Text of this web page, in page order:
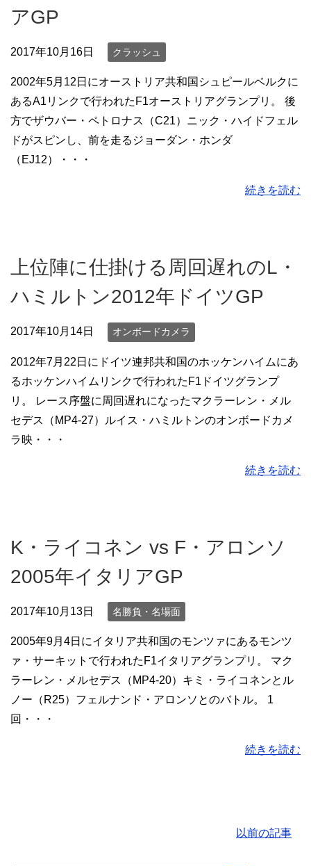
アGP
2017年10月16日 クラッシュ
2002年5月12日にオーストリア共和国シュピールベルクに
あるA1リンクで行われたF1オーストリアグランプリ。 後
方でザウバー・ペトロナス（C21）ニック・ハイドフェル
ドがスピンし、前を走るジョーダン・ホンダ
（EJ12）・・・
続きを読む
上位陣に仕掛ける周回遅れのL・
ハミルトン2012年ドイツGP
2017年10月14日 オンボードカメラ
2012年7月22日にドイツ連邦共和国のホッケンハイムにあ
るホッケンハイムリンクで行われたF1ドイツグランプ
リ。 レース序盤に周回遅れになったマクラーレン・メル
セデス（MP4-27）ルイス・ハミルトンのオンボードカメ
ラ映・・・
続きを読む
K・ライコネン vs F・アロンソ
2005年イタリアGP
2017年10月13日 名勝負・名場面
2005年9月4日にイタリア共和国のモンツァにあるモンツ
ァ・サーキットで行われたF1イタリアグランプリ。 マク
ラーレン・メルセデス（MP4-20）キミ・ライコネンとル
ノー（R25）フェルナンド・アロンソとのバトル。 1
回・・・
続きを読む
以前の記事